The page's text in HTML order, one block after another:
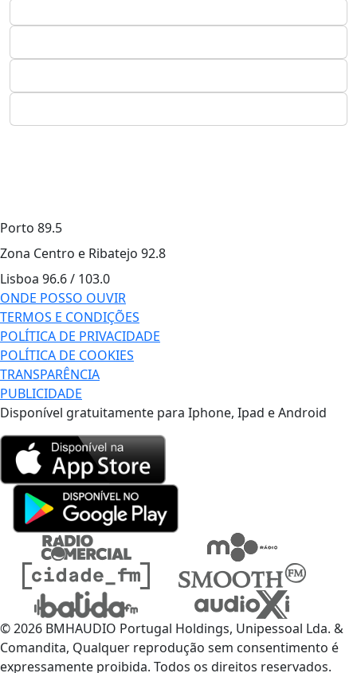
Porto 89.5
Zona Centro e Ribatejo 92.8
Lisboa 96.6 / 103.0
ONDE POSSO OUVIR
TERMOS E CONDIÇÕES
POLÍTICA DE PRIVACIDADE
POLÍTICA DE COOKIES
TRANSPARÊNCIA
PUBLICIDADE
Disponível gratuitamente para Iphone, Ipad e Android
© 2026 BMHAUDIO Portugal Holdings, Unipessoal Lda. &
Comandita, Qualquer reprodução sem consentimento é
expressamente proibida. Todos os direitos reservados.